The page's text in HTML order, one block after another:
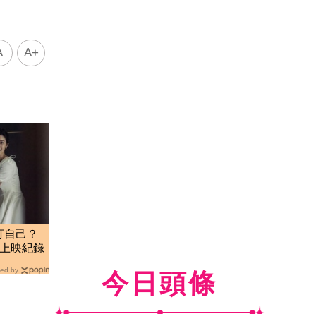
A+
己？
映紀錄
by 今日頭條